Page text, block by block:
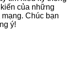
của những
Chúc bạn
ý!